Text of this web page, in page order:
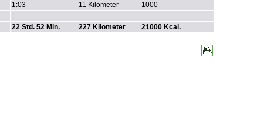
1:03 11 Kilometer 1000
22 Std. 52 Min. 227 Kilometer 21000 Kcal.